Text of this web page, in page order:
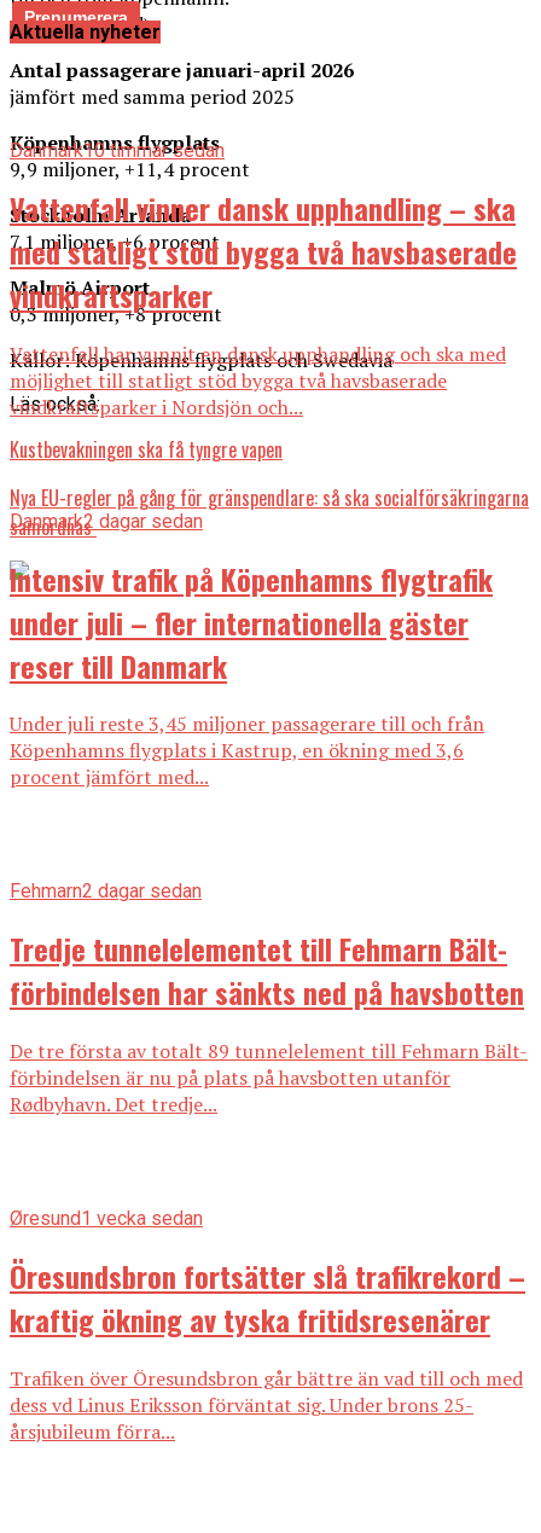
(News Øresund)
Antal passagerare januari-april 2026
jämfört med samma period 2025
Köpenhamns flygplats
9,9 miljoner, +11,4 procent
Stockholm Arlanda
7,1 miljoner, +6 procent
Malmö Airport
0,3 miljoner, +8 procent
Källor: Köpenhamns flygplats och Swedavia
Läs också:
Kustbevakningen ska få tyngre vapen
Nya EU-regler på gång för gränspendlare: så ska socialförsäkringarna
samordnas
Aktuella nyheter
Danmark10 timmar sedan
Vattenfall vinner dansk upphandling – ska
med statligt stöd bygga två havsbaserade
vindkraftsparker
Vattenfall har vunnit en dansk upphandling och ska med
möjlighet till statligt stöd bygga två havsbaserade
vindkraftsparker i Nordsjön och...
Danmark2 dagar sedan
Intensiv trafik på Köpenhamns flygtrafik
under juli – fler internationella gäster
reser till Danmark
Under juli reste 3,45 miljoner passagerare till och från
Köpenhamns flygplats i Kastrup, en ökning med 3,6
procent jämfört med...
Fehmarn2 dagar sedan
Tredje tunnelelementet till Fehmarn Bält-
förbindelsen har sänkts ned på havsbotten
De tre första av totalt 89 tunnelelement till Fehmarn Bält-
förbindelsen är nu på plats på havsbotten utanför
Rødbyhavn. Det tredje...
Øresund1 vecka sedan
Öresundsbron fortsätter slå trafikrekord –
kraftig ökning av tyska fritidsresenärer
Trafiken över Öresundsbron går bättre än vad till och med
dess vd Linus Eriksson förväntat sig. Under brons 25-
årsjubileum förra...